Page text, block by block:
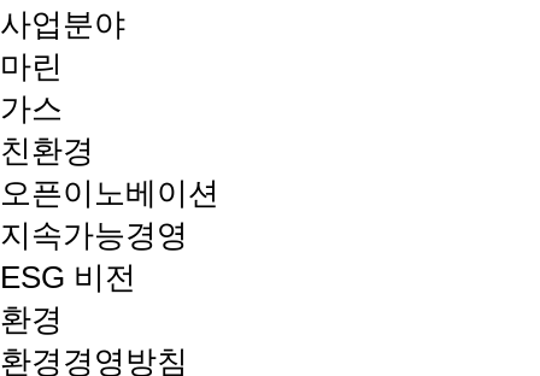
사업분야
마린
가스
친환경
오픈이노베이션
지속가능경영
ESG 비전
환경
환경경영방침